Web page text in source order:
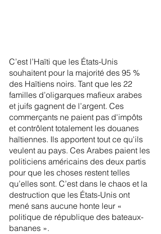
C’est l’Haïti que les États-Unis
souhaitent pour la majorité des 95 %
des Haïtiens noirs. Tant que les 22
familles d’oligarques mafieux arabes
et juifs gagnent de l’argent. Ces
commerçants ne paient pas d'impôts
et contrôlent totalement les douanes
haïtiennes. Ils apportent tout ce qu'ils
veulent au pays. Ces Arabes paient les
politiciens américains des deux partis
pour que les choses restent telles
qu’elles sont. C’est dans le chaos et la
destruction que les États-Unis ont
mené sans aucune honte leur «
politique de république des bateaux-
bananes ».